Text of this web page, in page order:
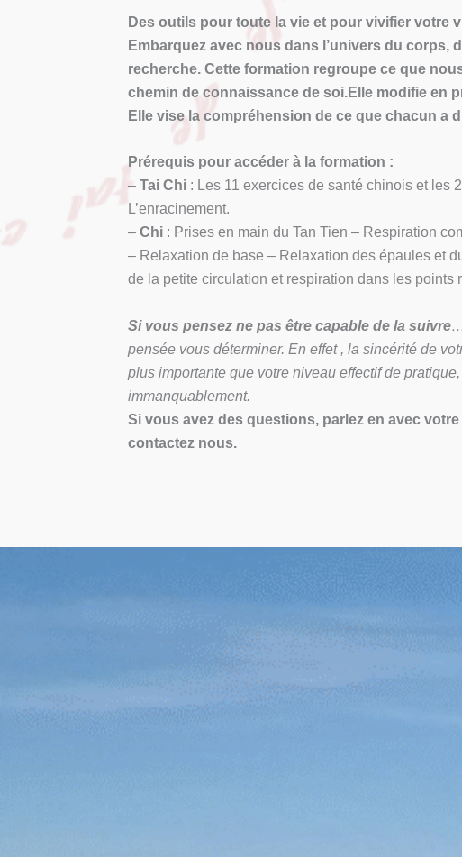
Des outils pour toute la vie et pour vivifier votre
Embarquez avec nous dans l’univers du corps,
recherche. Cette formation regroupe ce que
chemin de connaissance de soi.Elle modifie en
Elle vise la compréhension de ce que chacun a
Prérequis pour accéder à la formation :
–Tai Chi : Les 11 exercices de santé chinois et les
L’enracinement.
–Chi : Prises en main du Tan Tien – Respiration
– Relaxation de base – Relaxation des épaules et
de la petite circulation et respiration dans les points
Si vous pensez ne pas être capable de la suivre
pensée vous déterminer. En effet , la sincérité de
plus importante que votre niveau effectif de pratique
immanquablement.
Si vous avez des questions, parlez en avec
contactez nous.